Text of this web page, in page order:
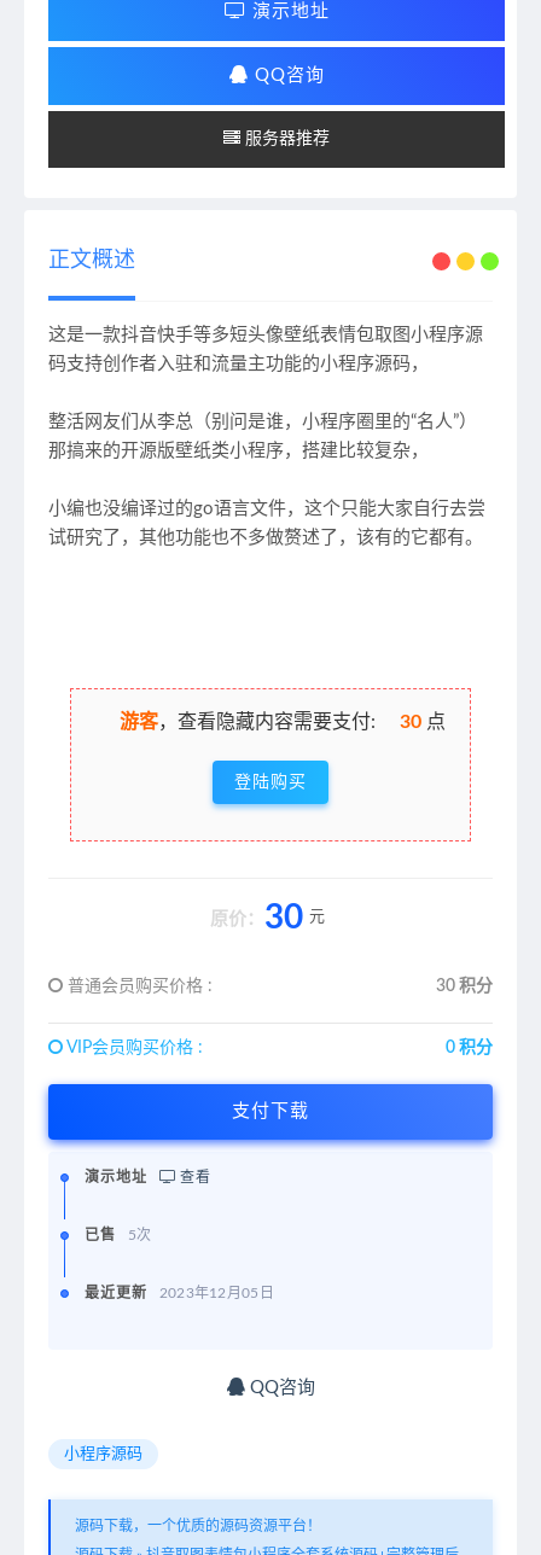
演示地址
QQ咨询
服务器推荐
正文概述
这是一款抖音快手等多短头像壁纸表情包取图小程序源
码支持创作者入驻和流量主功能的小程序源码，
整活网友们从李总（别问是谁，小程序圈里的“名人”）
那搞来的开源版壁纸类小程序，搭建比较复杂，
小编也没编译过的go语言文件，这个只能大家自行去尝
试研究了，其他功能也不多做赘述了，该有的它都有。
游客，查看隐藏内容需要支付: 30 点
登陆购买
原价： 30 元
普通会员购买价格 : 30 积分
VIP会员购买价格 : 0 积分
支付下载
演示地址 查看
已售 5次
最近更新 2023年12月05日
QQ咨询
小程序源码
源码下载，一个优质的源码资源平台！